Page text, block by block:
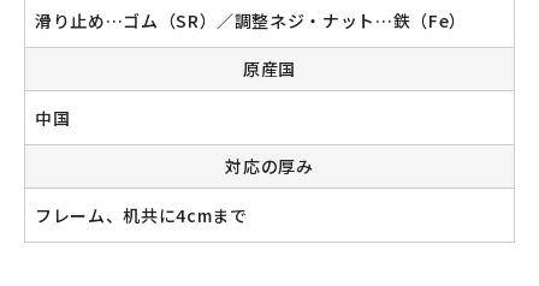
ログイン
お買い物ガイド
よくある質問
滑り止め…ゴム（SR）／調整ネジ・ナット…鉄（Fe）
原産国
中国
対応の厚み
フレーム、机共に4cmまで